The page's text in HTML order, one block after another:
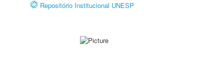
Repositório Institucional UNESP